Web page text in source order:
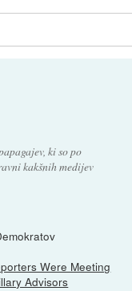
ki so po
kakšnih medijev
Were Meeting
Advisors